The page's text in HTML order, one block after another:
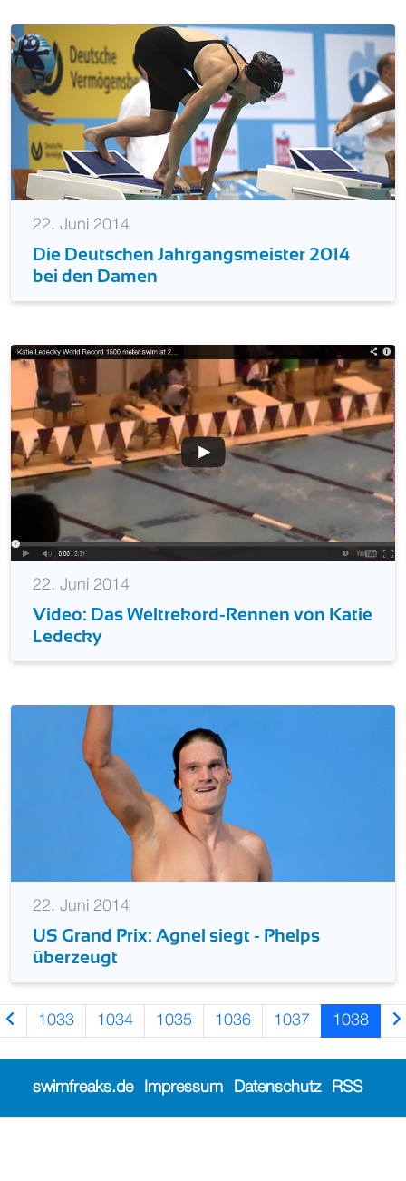
22. Juni 2014
Die Deutschen Jahrgangsmeister 2014
bei den Damen
22. Juni 2014
Video: Das Weltrekord-Rennen von Katie
Ledecky
22. Juni 2014
US Grand Prix: Agnel siegt - Phelps
überzeugt
1033 1034 1035 1036 1037 1038
swimfreaks.de Impressum Datenschutz RSS